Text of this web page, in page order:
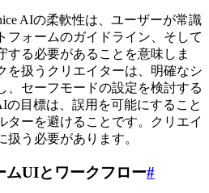
AIの柔軟性は、ユーザーが常識
フォームのガイドライン、そして
する必要があることを意味しま
を扱うクリエイターは、明確なシ
、セーフモードの設定を検討する
の目標は、誤用を可能にすること
ターを避けることです。クリエイ
う必要があります。
ムUIとワークフロー#